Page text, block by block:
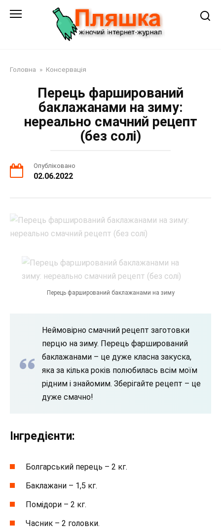
Головна » Консервація
Перець фарширований
баклажанами на зиму:
нереально смачний рецепт
(без солі)
Опубліковано
02.06.2022
Перець фарширований баклажанами на зиму
Неймовірно смачний рецепт заготовки
перцю на зиму. Перець фарширований
баклажанами – це дуже класна закуска,
яка за кілька років полюбилась всім моїм
рідним і знайомим. Зберігайте рецепт – це
дуже смачно!
Інгредієнти:
Болгарський перець – 2 кг.
Баклажани – 1,5 кг.
Помідори – 2 кг.
Часник – 2 головки.